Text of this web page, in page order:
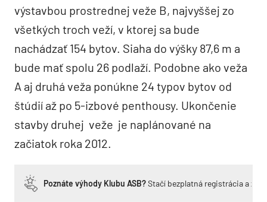
výstavbou prostrednej veže B, najvyššej zo
všetkých troch veží, v ktorej sa bude
nachádzať 154 bytov. Siaha do výšky 87,6 m a
bude mať spolu 26 podlaží. Podobne ako veža
A aj druhá veža ponúkne 24 typov bytov od
štúdií až po 5-izbové penthousy. Ukončenie
stavby druhej veže je naplánované na
začiatok roka 2012.
Poznáte výhody Klubu ASB?Stačí bezplatná registrácia a